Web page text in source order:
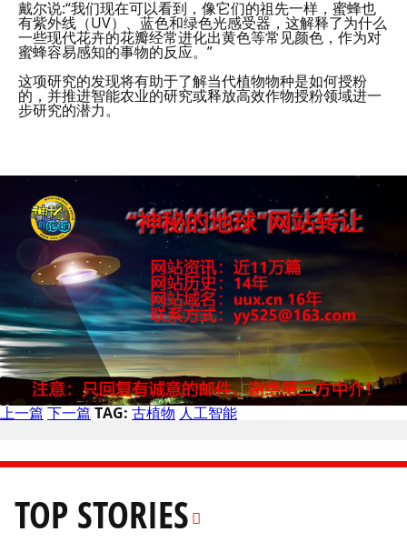
戴尔说:“我们现在可以看到，像它们的祖先一样，蜜蜂也
有紫外线（UV）、蓝色和绿色光感受器，这解释了为什么
一些现代花卉的花瓣经常进化出黄色等常见颜色，作为对
蜜蜂容易感知的事物的反应。”
这项研究的发现将有助于了解当代植物物种是如何授粉
的，并推进智能农业的研究或释放高效作物授粉领域进一
步研究的潜力。
上一篇下一篇TAG:古植物人工智能
TOP STORIES